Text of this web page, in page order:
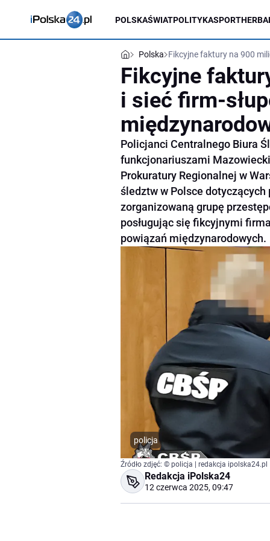
POLSKAŚWIATPOLITYKASPORT
Polska Fikcyjne faktury na 900
Fikcyjne
i sieć firm-
Policjanci Centralnego Biura
funkcjonariuszami
Prokuratury Regionalnej w
śledztw w Polsce
zorganizowaną grupę
posługując się fikcyjnymi
powiązań międzynarodowych.
policja
Źródło zdjęć: © policja | redakcja ipolska24.pl
Redakcja iPolska24
12 czerwca 2025, 09:47